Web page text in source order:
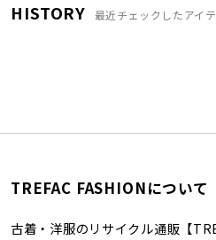
HISTORY 最近チェックしたアイ
TREFAC FASHIONについて
古着・洋服のリサイクル通販【